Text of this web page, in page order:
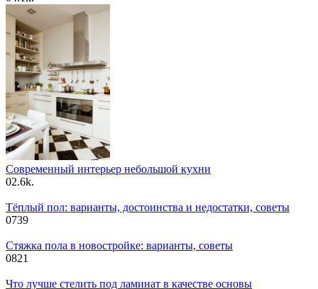
Современный интерьер небольшой кухни
02.6k.
Тёплый пол: варианты, достоинства и недостатки, советы
0739
Стяжка пола в новостройке: варианты, советы
0821
Что лучше стелить под ламинат в качестве основы